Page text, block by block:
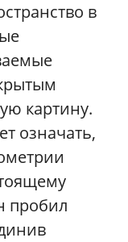
в
картину.
означать,
пробил